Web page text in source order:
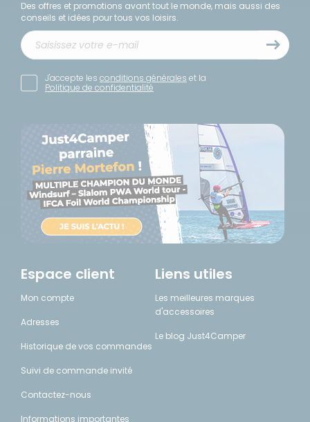
Des offres et promotions avant tout le monde, mais aussi des
conseils et idées pour tous vos loisirs.
J'accepte les conditions générales et la
Politique de confidentialité
Espace client
Mon compte
Adresses
Historique de vos commandes
Suivi de commande invité
Contactez-nous
Informations importantes
Liens utiles
Les meilleures marques
d'accessoires
Le blog Just4Camper